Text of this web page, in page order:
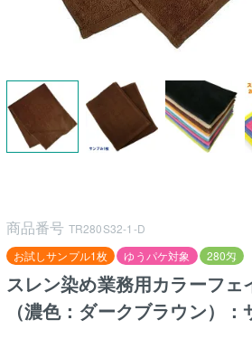
商品番号 TR280S32-1-D
お試しサンプル1枚
ゆうパケ対象 280匁
スレン染め業務用カラーフェ
（濃色：ダークブラウン）